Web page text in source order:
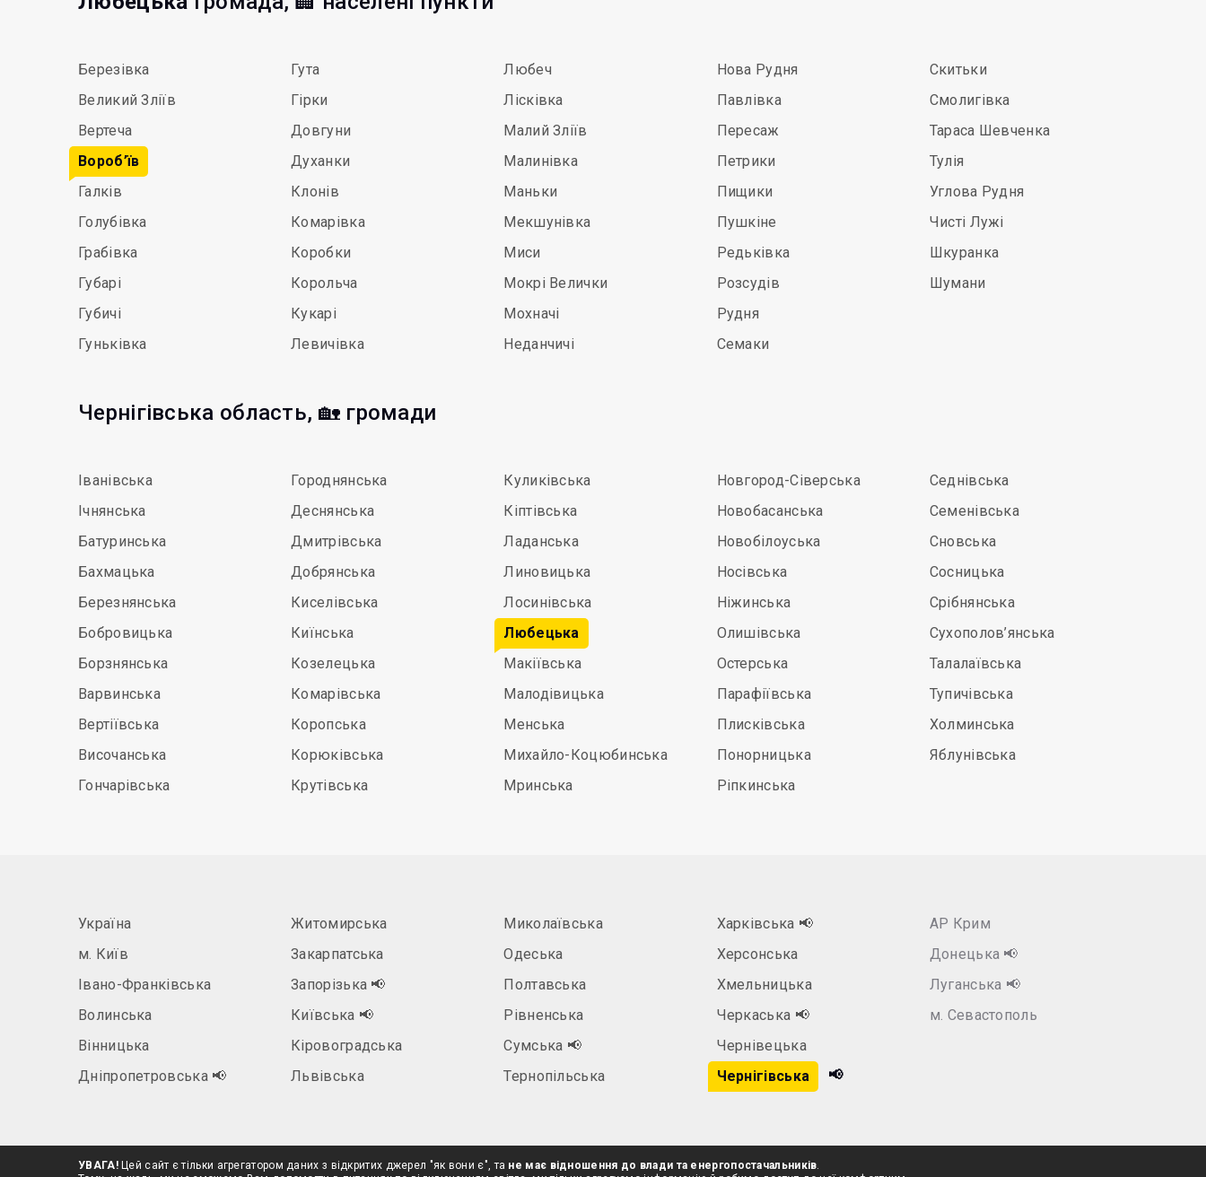
Березівка
Великий Зліїв
Вертеча
Вороб’їв
Галків
Голубівка
Грабівка
Губарі
Губичі
Гуньківка
Гута
Гірки
Довгуни
Духанки
Клонів
Комарівка
Коробки
Корольча
Кукарі
Левичівка
Любеч
Лісківка
Малий Зліїв
Малинівка
Маньки
Мекшунівка
Миси
Мокрі Велички
Мохначі
Неданчичі
Нова Рудня
Павлівка
Пересаж
Петрики
Пищики
Пушкіне
Редьківка
Розсудів
Рудня
Семаки
Скитьки
Смолигівка
Тараса Шевченка
Тулія
Углова Рудня
Чисті Лужі
Шкуранка
Шумани
Чернігівська область, 🏡 громади
Іванівська
Ічнянська
Батуринська
Бахмацька
Березнянська
Бобровицька
Борзнянська
Варвинська
Вертіївська
Височанська
Гончарівська
Городнянська
Деснянська
Дмитрівська
Добрянська
Киселівська
Киїнська
Козелецька
Комарівська
Коропська
Корюківська
Крутівська
Куликівська
Кіптівська
Ладанська
Линовицька
Лосинівська
Любецька
Макіївська
Малодівицька
Менська
Михайло-Коцюбинська
Мринська
Новгород-Сіверська
Новобасанська
Новобілоуська
Носівська
Ніжинська
Олишівська
Остерська
Парафіївська
Плисківська
Понорницька
Ріпкинська
Седнівська
Семенівська
Сновська
Сосницька
Срібнянська
Сухополов’янська
Талалаївська
Тупичівська
Холминська
Яблунівська
Україна
м. Київ
Івано-Франківська
Волинська
Вінницька
Дніпропетровська 📢
Житомирська
Закарпатська
Запорізька 📢
Київська 📢
Кіровоградська
Львівська
Миколаївська
Одеська
Полтавська
Рівненська
Сумська 📢
Тернопільська
Харківська 📢
Херсонська
Хмельницька
Черкаська 📢
Чернівецька
Чернігівська
📢
АР Крим
Донецька 📢
Луганська 📢
м. Севастополь
УВАГА!Цей сайт є тільки агрегатором даних з відкритих джерел "як вони є", та не має відношення до влади та енергопостачальників.